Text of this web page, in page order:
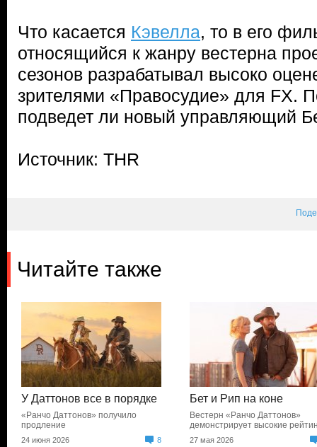
Что касается Кэвелла, то в его
относящийся к жанру вестерна
сезонов разрабатывал высоко
зрителями «Правосудие» для FX.
подведет ли новый управляющий
Источник: THR
Читайте также
У Даттонов все в порядке
«Ранчо Даттонов» получило
продление
24 июня 2026 8
Бет и Рип на коне
Вестерн «Ранчо Даттонов»
демонстрирует высокие
27 мая 2026